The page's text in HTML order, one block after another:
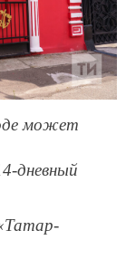
может
дневный